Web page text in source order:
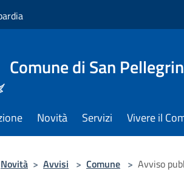
Comune di San
Novità Servizi Vivere il
Novità > Avvisi > Comune > Avviso